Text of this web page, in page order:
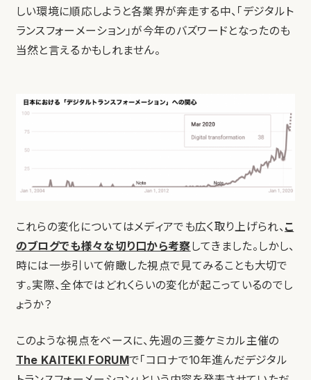
しい環境に順応しようと各業界が奔走する中、「デジタルト
ランスフォーメーション」が今年のバズワードとなったのも
当然と言えるかもしれません。
これらの変化についてはメディアでも広く取り上げられ、 こ
のブログでも様々な切り口から考察してきました。しかし、
時には一歩引いて俯瞰した視点で見てみることも大切で
す。実際、全体ではどれくらいの変化が起こっているのでし
ょうか？
このような視点をベースに、先週の三菱ケミカル主催の
The KAITEKI FORUMで「コロナで10年進んだデジタル